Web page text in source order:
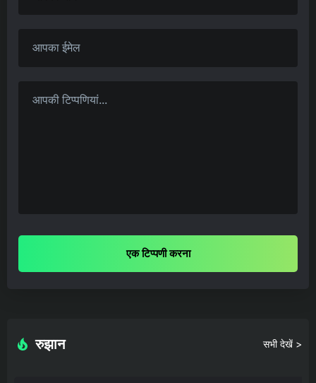
एक टिप्पणी करना
रुझान सभी देखें >